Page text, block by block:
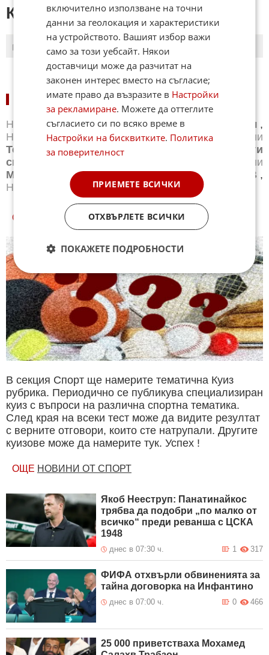
КОМЕНТАРИ КЪМ СТАТИЯТА
ПОСЛЕДНИ
НОВИНИ ПО СПОРТОВЕ:
Новини Бг футбол ,Новини Световен футбол ,
Новини
Баскетбол ,Новини Волейбол
Новини
Тенис
,Новини Бойни спортове
Други
спортове
Новини
Новини
Моторни спортове ,Новини Спортът по ТВ ,
Новини
Зимни спортове
СПОРТ КУИЗОВЕ
В секция Спорт ще намерите тематична Куиз
рубрика. Периодично се публикува специализиран
куиз с въпроси на различна спортна тематика.
След края на всеки тест може да видите резултат
с верните отговори, които сте натрупали. Другите
куизове може да намерите тук. Успех !
ОЩЕ НОВИНИ ОТ СПОРТ
Якоб Нееструп: Панатинайкос
трябва да подобри „по малко от
всичко“ преди реванша с ЦСКА
1948
днес в 07:30 ч. 317
1
ФИФА отхвърли обвиненията за
тайна договорка на Инфантино
днес в 07:00 ч. 466
0
25 000 приветстваха Мохамед
включително използване на точни
данни за геолокация и характеристики
на устройството. Вашият избор важи
само за този уебсайт. Някои
доставчици може да разчитат на
законен интерес вместо на съгласие;
имате право да възразите в Настройки
за рекламиране. Можете да оттеглите
съгласието си по всяко време в
Настройки на бисквитките. Политика
за поверителност
ПРИЕМЕТЕ ВСИЧКИ
ОТХВЪРЛЕТЕ ВСИЧКИ
ПОКАЖЕТЕ ПОДРОБНОСТИ